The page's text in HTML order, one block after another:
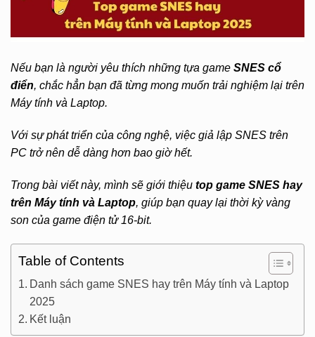
Nếu bạn là người yêu thích những tựa game SNES cổ
điển, chắc hẳn bạn đã từng mong muốn trải nghiệm lại trên
Máy tính và Laptop.
Với sự phát triển của công nghệ, việc giả lập SNES trên
PC trở nên dễ dàng hơn bao giờ hết.
Trong bài viết này, mình sẽ giới thiệu top game SNES hay
trên Máy tính và Laptop, giúp bạn quay lại thời kỳ vàng
son của game điện tử 16-bit.
Table of Contents
Danh sách game SNES hay trên Máy tính và Laptop
2025
Kết luận